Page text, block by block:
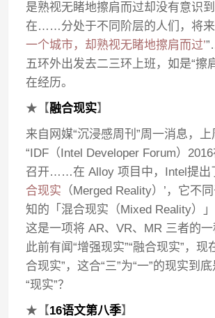
是熟视无睹地擦肩而过却没有意识
在……分处于不同阶层的人们，将
一个城市，却熟视无睹地擦肩而过’
五环外出发去二三环上班，如是“擦
在经历。
★【融合现实】
来自网媒“沉浸感周刊”周一消息，上
“IDF（Intel Developer Forum）
召开……在 Alloy 项目中，Intel提出
合现实 （Merged Reality）’，它不
知的「混合现实（Mixed Reality）
这是一项将 AR、VR、MR 三者的
此前有闻“增强现实”“融合现实”，现
合现实”，这合“三”为“一”的现实到
“现实”？
★【16语文第八季】